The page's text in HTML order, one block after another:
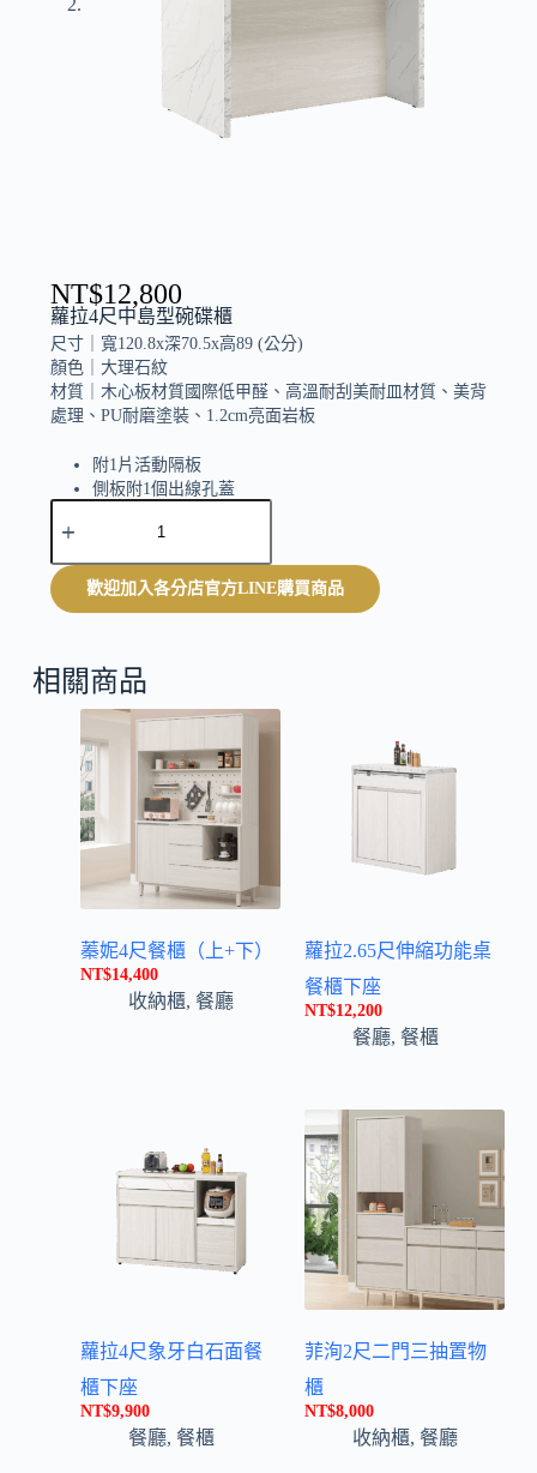
蘿拉4尺中島型碗碟櫃
NT$12,800
尺寸｜ 寬120.8x深70.5x高89 (公分)
顏色｜ 大理石紋
材質｜ 木心板材質國際低甲醛、高溫耐刮美耐皿材質、美背
處理、PU耐磨塗裝、1.2cm亮面岩板
附1片活動隔板
側板附1個出線孔蓋
e
r
n
:
歡迎加入各分店官方LINE購買商品
相關商品
蓁妮4尺餐櫃（上+下）
NT$14,400
收納櫃, 餐廳
蘿拉2.65尺伸縮功能桌
餐櫃下座
NT$12,200
餐廳, 餐櫃
蘿拉4尺象牙白石面餐
櫃下座
NT$9,900
餐廳, 餐櫃
菲洵2尺二門三抽置物
櫃
NT$8,000
收納櫃, 餐廳